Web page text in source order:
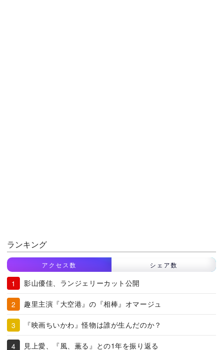
ランキング
アクセス数 シェア数
影山優佳、ランジェリーカット公開
趣里主演『大空港』の『相棒』オマージュ
『映画ちいかわ』怪物は誰が生んだのか？
見上愛、『風、薫る』との1年を振り返る